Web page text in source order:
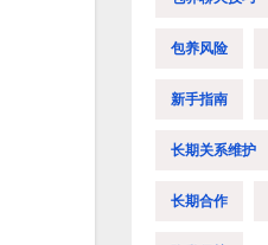
包养风险
新手指南
长期关系维护
长期合作